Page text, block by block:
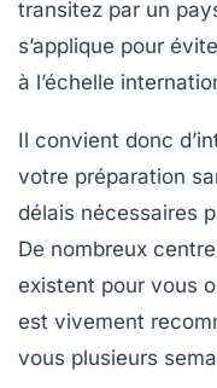
transitez par un
s’applique pour
à l’échelle
Il convient donc
votre préparation
délais nécessaires
De nombreux
existent pour vous
est vivement
vous plusieurs